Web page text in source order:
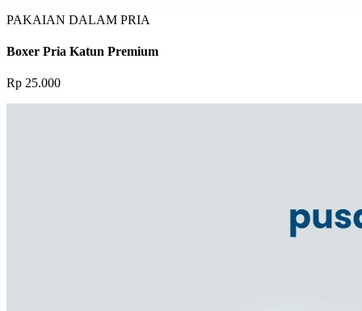
PAKAIAN DALAM PRIA
Boxer Pria Katun Premium
Rp 25.000